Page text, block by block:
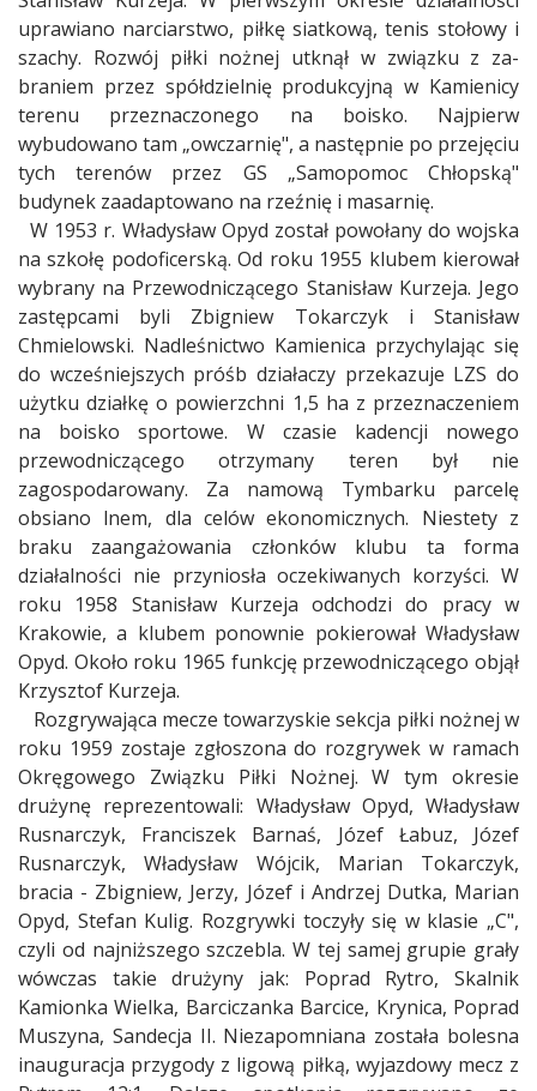
uprawiano narciarstwo, piłkę siatkową, tenis stołowy i
szachy. Rozwój piłki nożnej utknął w związku z za-
braniem przez spółdzielnię produkcyjną w Kamienicy
terenu przeznaczonego na boisko. Najpierw
wybudowano tam „owczarnię", a następnie po przejęciu
tych terenów przez GS „Samopomoc Chłopską"
budynek zaadaptowano na rzeźnię i masarnię.
W 1953 r. Władysław Opyd został powołany do wojska
na szkołę podoficerską. Od roku 1955 klubem kierował
wybrany na Przewodniczącego Stanisław Kurzeja. Jego
zastępcami byli Zbigniew Tokarczyk i Stanisław
Chmielowski. Nadleśnictwo Kamienica przychylając się
do wcześniejszych próśb działaczy przekazuje LZS do
użytku działkę o powierzchni 1,5 ha z przeznaczeniem
na boisko sportowe. W czasie kadencji nowego
przewodniczącego otrzymany teren był nie
zagospodarowany. Za namową Tymbarku parcelę
obsiano lnem, dla celów ekonomicznych. Niestety z
braku zaangażowania członków klubu ta forma
działalności nie przyniosła oczekiwanych korzyści. W
roku 1958 Stanisław Kurzeja odchodzi do pracy w
Krakowie, a klubem ponownie pokierował Władysław
Opyd. Około roku 1965 funkcję przewodniczącego objął
Krzysztof Kurzeja.
Rozgrywająca mecze towarzyskie sekcja piłki nożnej w
roku 1959 zostaje zgłoszona do rozgrywek w ramach
Okręgowego Związku Piłki Nożnej. W tym okresie
drużynę reprezentowali: Władysław Opyd, Władysław
Rusnarczyk, Franciszek Barnaś, Józef Łabuz, Józef
Rusnarczyk, Władysław Wójcik, Marian Tokarczyk,
bracia - Zbigniew, Jerzy, Józef i Andrzej Dutka, Marian
Opyd, Stefan Kulig. Rozgrywki toczyły się w klasie „C",
czyli od najniższego szczebla. W tej samej grupie grały
wówczas takie drużyny jak: Poprad Rytro, Skalnik
Kamionka Wielka, Barciczanka Barcice, Krynica, Poprad
Muszyna, Sandecja II. Niezapomniana została bolesna
inauguracja przygody z ligową piłką, wyjazdowy mecz z